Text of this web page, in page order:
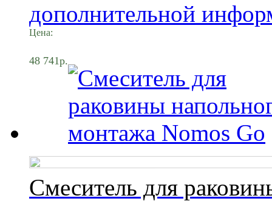
дополнительной
Цена:
48 741р.
Смеситель для